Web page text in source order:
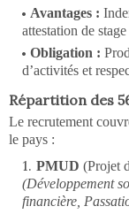
Avantages :
attestation de
Obligation :
d’activités et
Répartition des
Le recrutement
le pays :
PMUD (Projet
(Développement
financière,